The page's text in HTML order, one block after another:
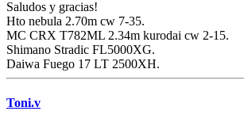
Saludos y gracias!
Hto nebula 2.70m cw 7-35.
MC CRX T782ML 2.34m kurodai cw 2-15.
Shimano Stradic FL5000XG.
Daiwa Fuego 17 LT 2500XH.
Toni.v